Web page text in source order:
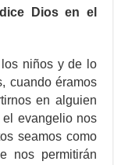
Dios en el
niños y de lo
cuando éramos
en alguien
el evangelio nos
seamos como
nos permitirán